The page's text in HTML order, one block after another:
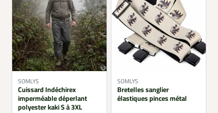
SOMLYS
Cuissard Indéchirex
imperméable déperlant
polyester kaki S à 3XL
SOMLYS
Bretelles sanglier
élastiques pinces métal